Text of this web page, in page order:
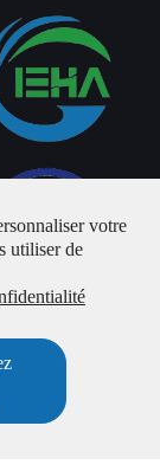
votre
utiliser de